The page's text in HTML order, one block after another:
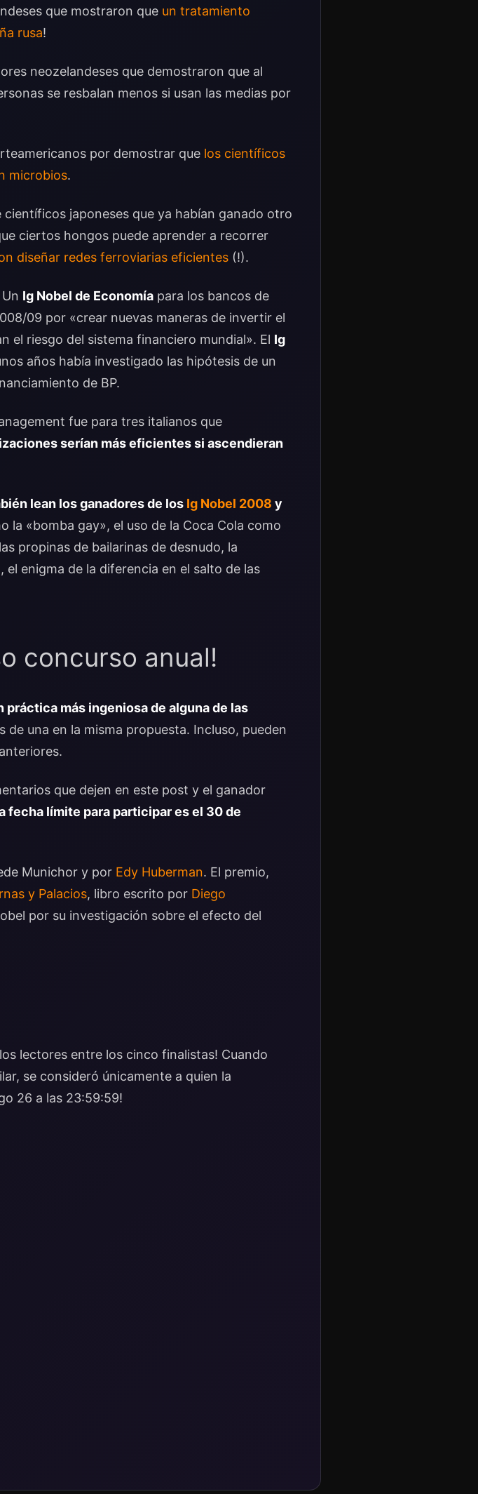
que mostraron que un tratamiento
rusa!
neozelandeses que demostraron que al
se resbalan menos si usan las medias por
por demostrar que los científicos
microbios.
japoneses que ya habían ganado otro
ciertos hongos puede aprender a recorrer
diseñar redes ferroviarias eficientes (!).
Ig Nobel de Economía para los bancos de
09 por «crear nuevas maneras de invertir el
el riesgo del sistema financiero mundial». El Ig
años había investigado las hipótesis de un
de BP.
fue para tres italianos que
serían más eficientes si ascendieran
lean los ganadores de los Ig Nobel 2008 y
la «bomba gay», el uso de la Coca Cola como
propinas de bailarinas de desnudo, la
enigma de la diferencia en el salto de las
concurso anual!
práctica más ingeniosa de alguna de las
de una en la misma propuesta. Incluso, pueden
que dejen en este post y el ganador
fecha límite para participar es el 30 de
Munichor y por Edy Huberman. El premio,
y Palacios, libro escrito por Diego
por su investigación sobre el efecto del
lectores entre los cinco finalistas! Cuando
se consideró únicamente a quien la
26 a las 23:59:59!